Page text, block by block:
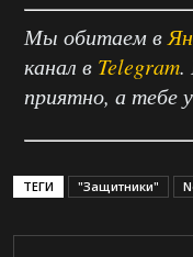
Мы обитаем в
канал в Telegram.
приятно, а тебе
ТЕГИ "Защитники"